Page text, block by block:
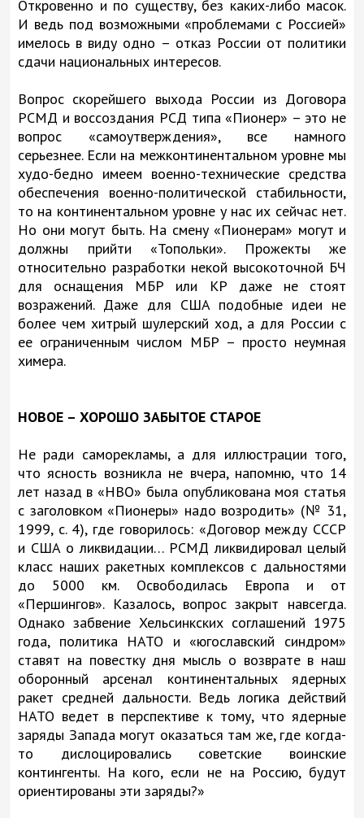
Откровенно и по существу, без каких-либо масок.
И ведь под возможными «проблемами с Россией»
имелось в виду одно – отказ России от политики
сдачи национальных интересов.
Вопрос скорейшего выхода России из Договора
РСМД и воссоздания РСД типа «Пионер» – это не
вопрос «самоутверждения», все намного
серьезнее. Если на межконтинентальном уровне мы
худо-бедно имеем военно-технические средства
обеспечения военно-политической стабильности,
то на континентальном уровне у нас их сейчас нет.
Но они могут быть. На смену «Пионерам» могут и
должны прийти «Топольки». Прожекты же
относительно разработки некой высокоточной БЧ
для оснащения МБР или КР даже не стоят
возражений. Даже для США подобные идеи не
более чем хитрый шулерский ход, а для России с
ее ограниченным числом МБР – просто неумная
химера.
НОВОЕ – ХОРОШО ЗАБЫТОЕ СТАРОЕ
Не ради саморекламы, а для иллюстрации того,
что ясность возникла не вчера, напомню, что 14
лет назад в «НВО» была опубликована моя статья
с заголовком «Пионеры» надо возродить» (№ 31,
1999, с. 4), где говорилось: «Договор между СССР
и США о ликвидации… РСМД ликвидировал целый
класс наших ракетных комплексов с дальностями
до 5000 км. Освободилась Европа и от
«Першингов». Казалось, вопрос закрыт навсегда.
Однако забвение Хельсинкских соглашений 1975
года, политика НАТО и «югославский синдром»
ставят на повестку дня мысль о возврате в наш
оборонный арсенал континентальных ядерных
ракет средней дальности. Ведь логика действий
НАТО ведет в перспективе к тому, что ядерные
заряды Запада могут оказаться там же, где когда-
то дислоцировались советские воинские
контингенты. На кого, если не на Россию, будут
ориентированы эти заряды?»